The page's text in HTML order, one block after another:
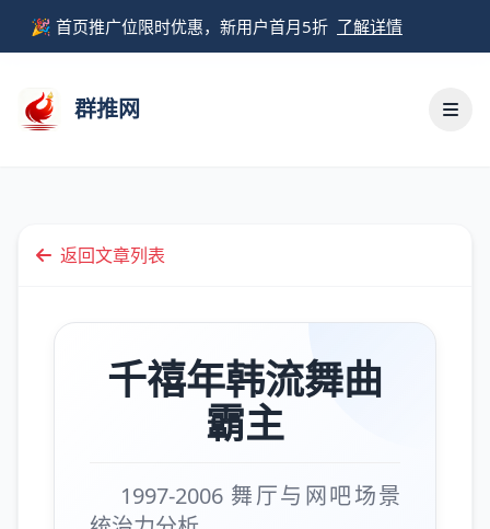
🎉 首页推广位限时优惠，新用户首月5折 了解详情
群推网
返回文章列表
千禧年韩流舞曲
霸主
1997-2006 舞厅与网吧场景